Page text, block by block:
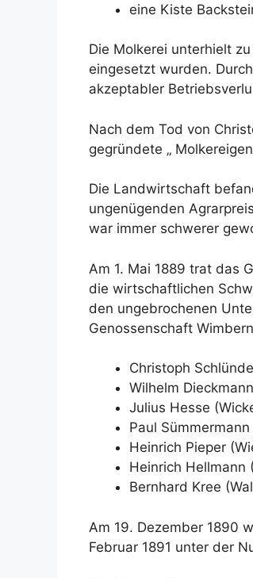
eine Kiste
Die Molkerei unterhielt
eingesetzt wurden.
akzeptabler
Nach dem Tod von
gegründete „
Die Landwirtschaft
ungenügenden
war immer schwerer
Am 1. Mai 1889 trat das
die wirtschaftlichen
den ungebrochenen
Genossenschaft
Christoph
Wilhelm
Julius Hesse
Paul
Heinrich Pieper
Heinrich Hellmann
Bernhard Kree
Am 19. Dezember 1890
Februar 1891 unter der